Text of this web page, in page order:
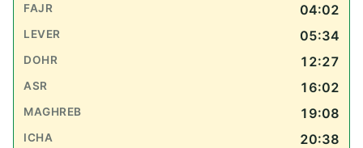
04:02
05:34
12:27
16:02
19:08
20:38